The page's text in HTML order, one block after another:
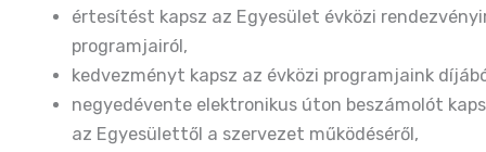
értesítést kapsz az Egyesület évközi
programjairól,
kedvezményt kapsz az évközi programjaink
negyedévente elektronikus úton beszámolót
az Egyesülettől a szervezet működéséről,